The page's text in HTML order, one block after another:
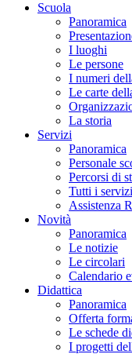
Scuola
Panoramica
I luoghi
Le persone
I numeri
Le carte
La storia
Servizi
Panoramica
Personale
Percorsi di
Tutti i servizi
Assistenza
Novità
Panoramica
Le notizie
Le circolari
Calendario
Didattica
Panoramica
Offerta
Le schede
I progetti